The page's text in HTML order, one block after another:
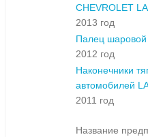
CHEVROLET
2013 год
Палец
2012 год
Наконечники
автомобилей
2011 год
Название